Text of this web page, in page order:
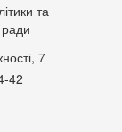
та
ради
7
42